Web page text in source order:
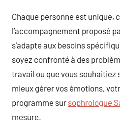
Chaque personne est unique,
l’accompagnement proposé
s’adapte aux besoins
soyez confronté à des
travail ou que vous souhaitiez
mieux gérer vos émotions,
programme sur sophrologue
mesure.